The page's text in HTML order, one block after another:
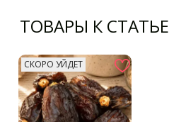
ТОВАРЫ К СТАТЬЕ
СКОРО УЙДЕТ